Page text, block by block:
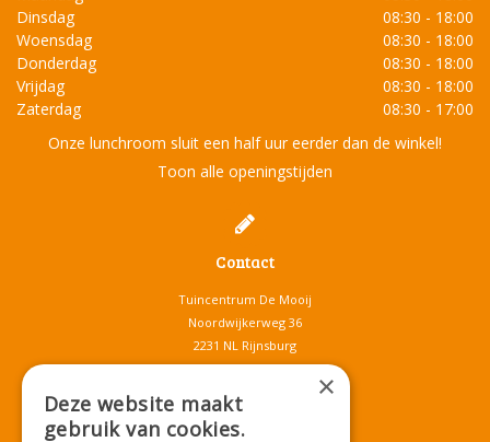
Dinsdag
08:30 - 18:00
Woensdag
08:30 - 18:00
Donderdag
08:30 - 18:00
Vrijdag
08:30 - 18:00
Zaterdag
08:30 - 17:00
Onze lunchroom sluit een half uur eerder dan de winkel!
Toon alle openingstijden
Contact
Tuincentrum De Mooij
Noordwijkerweg 36
2231 NL Rijnsburg
T.071-4080959
info@tuincentrumdemooij.nl
×
Deze website maakt
gebruik van cookies.